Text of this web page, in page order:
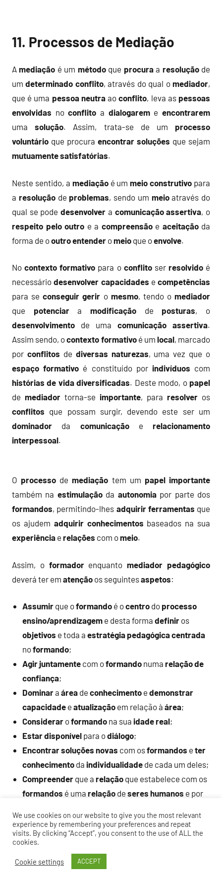
11. Processos de Mediação
Amediação é um métodoque procuraa resoluçãode
umdeterminado conflito, através do qual omediador,
que é uma pessoa neutraaoconflito, leva as pessoas
envolvidas noconflito a dialogaremeencontrarem
umasolução. Assim, trata-se de um processo
voluntário que procura encontrar soluções que sejam
mutuamentesatisfatórias.
Neste sentido, a mediaçãoé ummeio construtivo para
a resoluçãode problemas, sendo um meioatravés do
qual se podedesenvolver a comunicação assertiva, o
respeito pelo outro e a compreensãoe aceitaçãoda
forma de ooutroentender omeio que oenvolve.
Nocontexto formativo para o conflitoser resolvidoé
necessáriodesenvolver capacidades e competências
para seconseguir gerir o mesmo, tendo o mediador
que potenciaramodificação de posturas, o
desenvolvimento de uma comunicação assertiva.
Assim sendo, ocontexto formativoé um local, marcado
por conflitos de diversas naturezas, uma vez que o
espaço formativo é constituído por indivíduos com
histórias de vida diversificadas. Deste modo, o papel
de mediador torna-se importante, para resolver os
conflitos que possam surgir, devendo este ser um
dominador da comunicaçãoe relacionamento
interpessoal.
O processo demediação tem um papel importante
também na estimulaçãoda autonomiapor parte dos
formandos, permitindo-lhes adquirir ferramentas que
os ajudem adquirir conhecimentos baseados na sua
experiência e relações com omeio.
Assim, o formadorenquantomediador pedagógico
deverá ter em atenção os seguintesaspetos:
Assumir que oformando é ocentro do processo
ensino/aprendizagem e desta formadefinir os
objetivos e toda aestratégia pedagógicacentrada
noformando;
Agir juntamente com oformando numarelação de
confiança;
Dominaraárea deconhecimento edemonstrar
capacidade eatualização em relação àárea;
Considerar oformando na sua idadereal;
Estardisponível para odiálogo;
Encontrarsoluções novas com osformandos eter
conhecimento da individualidade de cada um deles;
Compreender que arelação que estabelece com os
formandos é umarelação deseres humanos e por
individualidade;
Adequaracomunicação ao que está aensinare ao
We use cookies on our website to give you the most relevant
experience by remembering your preferences and repeat
visits. By clicking “Accept”, you consent to the use of ALL the
cookies.
Cookie settings ACCEPT